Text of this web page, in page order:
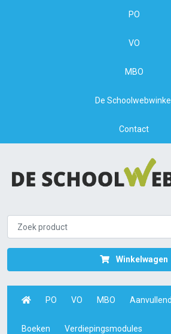
PO
VO
MBO
De Schoolwebwinkel
Contact
Winkelwagen
PO VO MBO
Boeken Verdiepingsmodules